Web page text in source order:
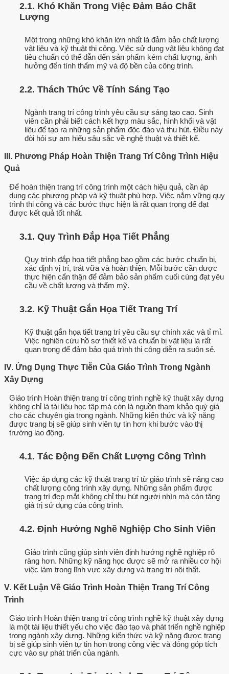
2.1. Khó Khăn Trong Việc Đảm Bảo Chất
Lượng
Một trong những khó khăn lớn nhất là đảm bảo chất lượng
vật liệu và kỹ thuật thi công. Việc sử dụng vật liệu không đạt
tiêu chuẩn có thể dẫn đến sản phẩm kém chất lượng, ảnh
hưởng đến tính thẩm mỹ và độ bền của công trình.
2.2. Thách Thức Về Tính Sáng Tạo
Ngành trang trí công trình yêu cầu sự sáng tạo cao. Sinh
viên cần phải biết cách kết hợp màu sắc, hình khối và vật
liệu để tạo ra những sản phẩm độc đáo và thu hút. Điều này
đòi hỏi sự am hiểu sâu sắc về nghệ thuật và thiết kế.
III. Phương Pháp Hoàn Thiện Trang Trí Công Trình Hiệu
Quả
Để hoàn thiện trang trí công trình một cách hiệu quả, cần áp
dụng các phương pháp và kỹ thuật phù hợp. Việc nắm vững quy
trình thi công và các bước thực hiện là rất quan trọng để đạt
được kết quả tốt nhất.
3.1. Quy Trình Đắp Họa Tiết Phẳng
Quy trình đắp họa tiết phẳng bao gồm các bước chuẩn bị,
xác định vị trí, trát vữa và hoàn thiện. Mỗi bước cần được
thực hiện cẩn thận để đảm bảo sản phẩm cuối cùng đạt yêu
cầu về chất lượng và thẩm mỹ.
3.2. Kỹ Thuật Gắn Họa Tiết Trang Trí
Kỹ thuật gắn họa tiết trang trí yêu cầu sự chính xác và tỉ mỉ.
Việc nghiên cứu hồ sơ thiết kế và chuẩn bị vật liệu là rất
quan trọng để đảm bảo quá trình thi công diễn ra suôn sẻ.
IV. Ứng Dụng Thực Tiễn Của Giáo Trình Trong Ngành
Xây Dựng
Giáo trình Hoàn thiện trang trí công trình nghề kỹ thuật xây dựng
không chỉ là tài liệu học tập mà còn là nguồn tham khảo quý giá
cho các chuyên gia trong ngành. Những kiến thức và kỹ năng
được trang bị sẽ giúp sinh viên tự tin hơn khi bước vào thị
trường lao động.
4.1. Tác Động Đến Chất Lượng Công Trình
Việc áp dụng các kỹ thuật trang trí từ giáo trình sẽ nâng cao
chất lượng công trình xây dựng. Những sản phẩm được
trang trí đẹp mắt không chỉ thu hút người nhìn mà còn tăng
giá trị sử dụng của công trình.
4.2. Định Hướng Nghề Nghiệp Cho Sinh Viên
Giáo trình cũng giúp sinh viên định hướng nghề nghiệp rõ
ràng hơn. Những kỹ năng học được sẽ mở ra nhiều cơ hội
việc làm trong lĩnh vực xây dựng và trang trí nội thất.
V. Kết Luận Về Giáo Trình Hoàn Thiện Trang Trí Công
Trình
Giáo trình Hoàn thiện trang trí công trình nghề kỹ thuật xây dựng
là một tài liệu thiết yếu cho việc đào tạo và phát triển nghề nghiệp
trong ngành xây dựng. Những kiến thức và kỹ năng được trang
bị sẽ giúp sinh viên tự tin hơn trong công việc và đóng góp tích
cực vào sự phát triển của ngành.